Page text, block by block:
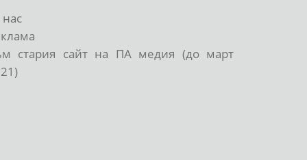
нас
стария сайт на ПА медия (до март